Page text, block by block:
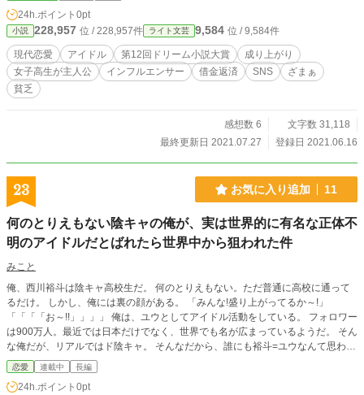
24h.ポイント 0pt
小説 228,957 位 / 228,957件 ライト文芸 9,584 位 / 9,584件
現代恋愛 アイドル 第12回ドリーム小説大賞
成り上がり
女子高生が主人公
インフルエンサー 借金返済 SNS
ざまぁ
貧乏
感想数 6
文字数 31,118
最終更新日 2021.07.27
登録日 2021.06.16
23 お気に入り追加 11
何のとりえもない陰キャの俺が、実は世界的に有名な正体不
明のアイドルだとばれたら世界中から狙われた件
みこと
俺、西川裕斗は陰キャ高校生だ。 何のとりえもない。ただ普通に高校に通って
るだけ。 しかし、俺には裏の顔がある。 「みんな!盛り上がってるか～!」
「「「「お～!!」」」」 俺は、ユウとしてアイドル活動をしている。 フォロワー
は900万人。最近では日本だけでなく、世界でも名が広まっているようだ。 そん
な俺だが、リアルではド陰キャ。 そんなだから、誰にも裕斗=ユウなんて思われ
ないはずだが、、、
恋愛 連載中 長編
24h.ポイント 0pt